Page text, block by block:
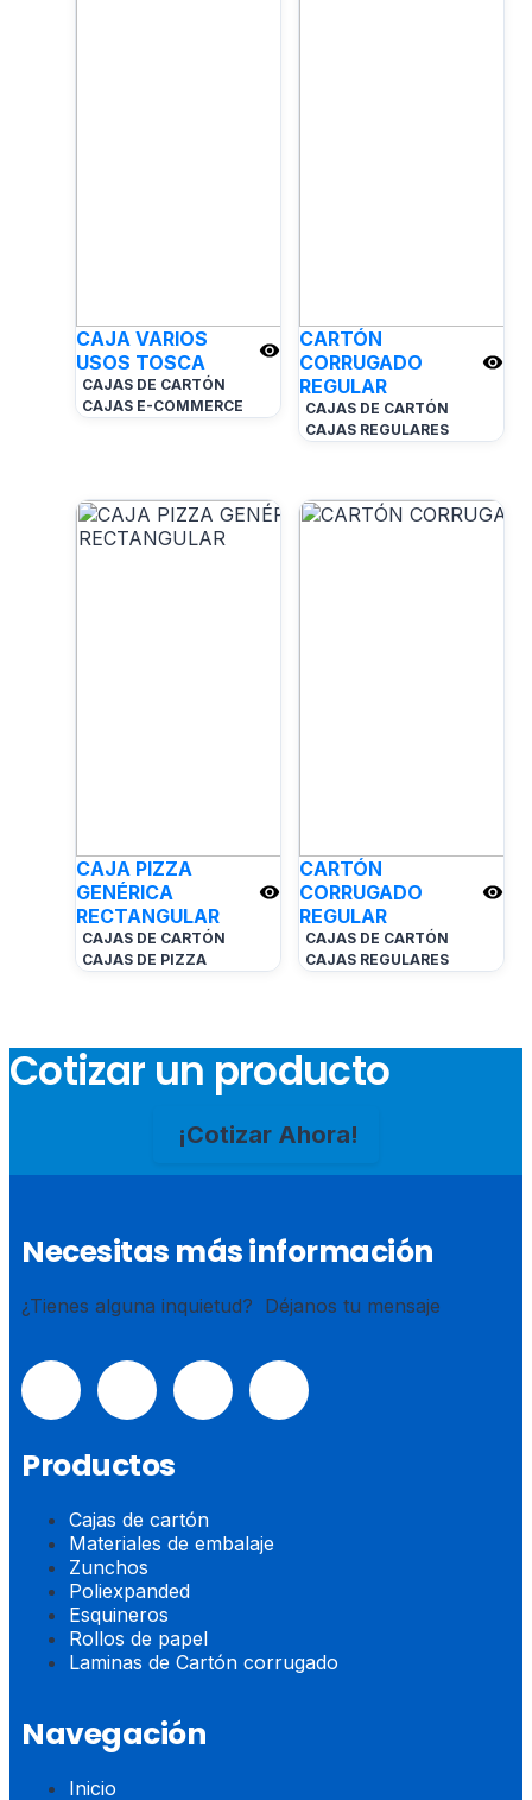
CAJA VARIOS
USOS TOSCA
CAJAS DE CARTÓN
CAJAS E-COMMERCE
CARTÓN
CORRUGADO
REGULAR
CAJAS DE CARTÓN
CAJAS REGULARES
CAJA PIZZA
GENÉRICA
RECTANGULAR
CAJAS DE CARTÓN
CAJAS DE PIZZA
CARTÓN
CORRUGADO
REGULAR
CAJAS DE CARTÓN
CAJAS REGULARES
Cotizar un producto
¡Cotizar Ahora!
Necesitas más información
¿Tienes alguna inquietud? Déjanos tu mensaje
Productos
Cajas de cartón
Materiales de embalaje
Zunchos
Poliexpanded
Esquineros
Rollos de papel
Laminas de Cartón corrugado
Navegación
Inicio